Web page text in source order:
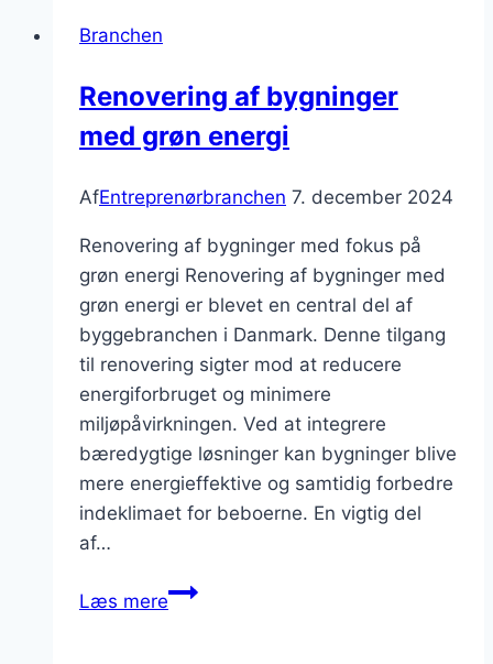
Branchen
Renovering af bygninger
med grøn energi
AfEntreprenørbranchen 7. december 2024
Renovering af bygninger med fokus på
grøn energi Renovering af bygninger med
grøn energi er blevet en central del af
byggebranchen i Danmark. Denne tilgang
til renovering sigter mod at reducere
energiforbruget og minimere
miljøpåvirkningen. Ved at integrere
bæredygtige løsninger kan bygninger blive
mere energieffektive og samtidig forbedre
indeklimaet for beboerne. En vigtig del
af…
Læs mereRenovering